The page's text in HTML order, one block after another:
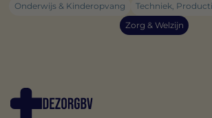
Onderwijs & Kinderopvang
Techniek,
Zorg & Welzijn